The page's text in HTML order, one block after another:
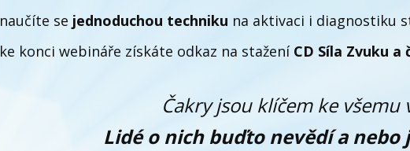
naučíte se jednoduchou techniku na aktivaci i diagnostiku
ke konci webináře získáte odkaz na stažení CD Síla Zvuku
Čakry jsou klíčem ke všemu
Lidé o nich buďto nevědí a